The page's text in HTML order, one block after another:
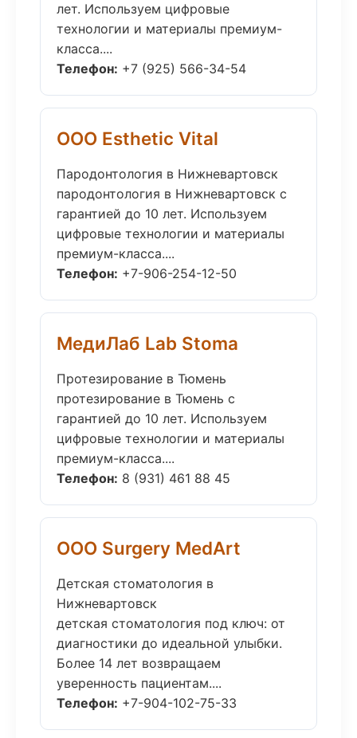
лет. Используем цифровые
технологии и материалы премиум-
класса....
Телефон: +7 (925) 566-34-54
ООО Esthetic Vital
Пародонтология в Нижневартовск
пародонтология в Нижневартовск с
гарантией до 10 лет. Используем
цифровые технологии и материалы
премиум-класса....
Телефон: +7-906-254-12-50
МедиЛаб Lab Stoma
Протезирование в Тюмень
протезирование в Тюмень с
гарантией до 10 лет. Используем
цифровые технологии и материалы
премиум-класса....
Телефон: 8 (931) 461 88 45
ООО Surgery MedArt
Детская стоматология в
Нижневартовск
детская стоматология под ключ: от
диагностики до идеальной улыбки.
Более 14 лет возвращаем
уверенность пациентам....
Телефон: +7-904-102-75-33